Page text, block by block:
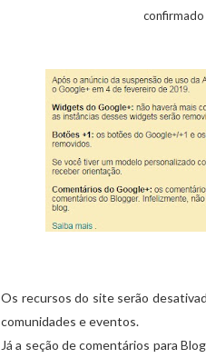
confirmado
Os recursos do site serão
comunidades e eventos.
Já a seção de comentários para